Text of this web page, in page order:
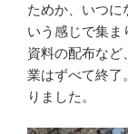
ためか、いつに
いう感じで集ま
資料の配布など
業はずべて終了
りました。